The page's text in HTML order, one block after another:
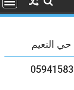
النعيم